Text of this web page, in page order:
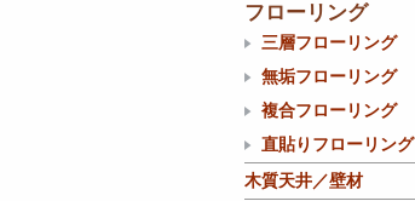
フローリング
三層フローリング
無垢フローリング
複合フローリング
直貼りフローリング
木質天井／壁材